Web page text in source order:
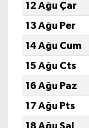
12 Ağu Çar
13 Ağu Per
14 Ağu Cum
15 Ağu Cts
16 Ağu Paz
17 Ağu Pts
18 Ağu Sal